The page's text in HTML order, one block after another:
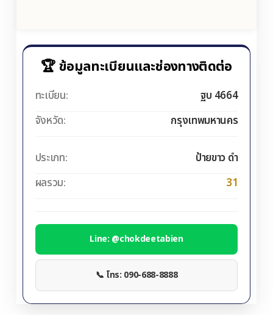
🏆 ข้อมูลทะเบียนและช่องทางติดต่อ
ทะเบียน:
ฐบ 4664
จังหวัด:
กรุงเทพมหานคร
ประเภท:
ป้ายขาว ดำ
ผลรวม:
31
Line: @chokdeetabien
📞 โทร: 090-688-8888